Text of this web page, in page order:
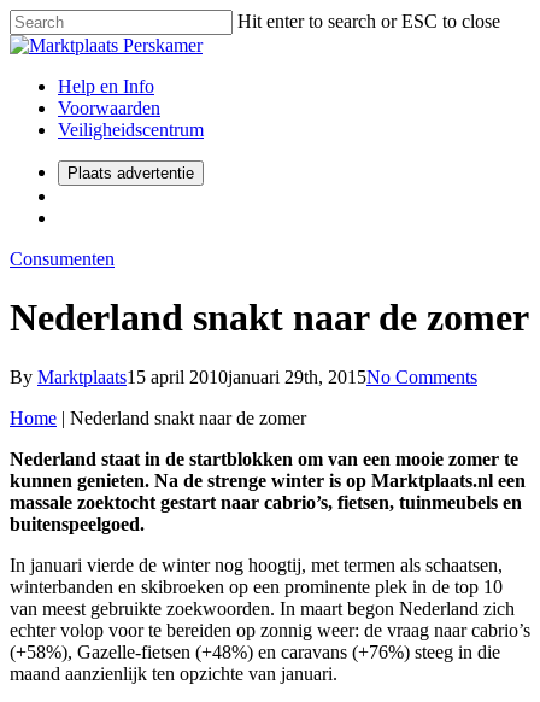
Hit enter to search or ESC to close
Help en Info
Voorwaarden
Veiligheidscentrum
Plaats advertentie
Consumenten
Nederland snakt naar de zomer
By Marktplaats15 april 2010januari 29th, 2015No Comments
Home | Nederland snakt naar de zomer
Nederland staat in de startblokken om van een mooie zomer te
kunnen genieten. Na de strenge winter is op Marktplaats.nl een
massale zoektocht gestart naar cabrio’s, fietsen, tuinmeubels en
buitenspeelgoed.
In januari vierde de winter nog hoogtij, met termen als schaatsen,
winterbanden en skibroeken op een prominente plek in de top 10
van meest gebruikte zoekwoorden. In maart begon Nederland zich
echter volop voor te bereiden op zonnig weer: de vraag naar cabrio’s
(+58%), Gazelle-fietsen (+48%) en caravans (+76%) steeg in die
maand aanzienlijk ten opzichte van januari.